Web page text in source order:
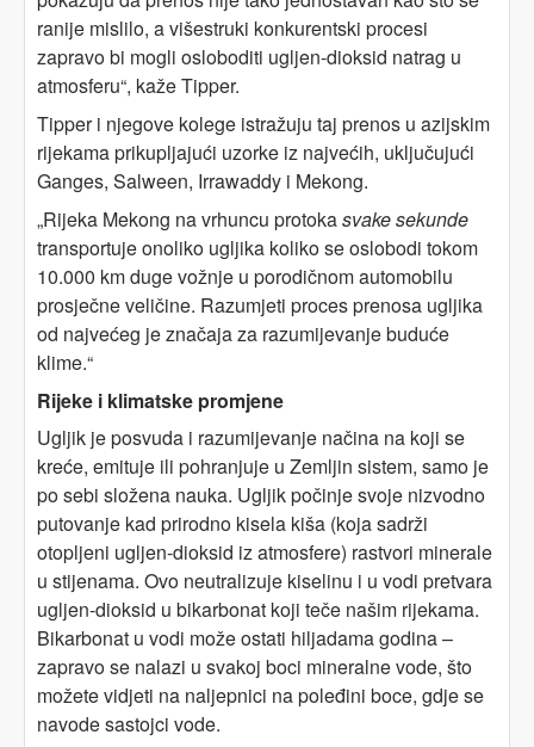
ranije mislilo, a višestruki konkurentski procesi
zapravo bi mogli osloboditi ugljen-dioksid natrag u
atmosferu“, kaže Tipper.
Tipper i njegove kolege istražuju taj prenos u azijskim
rijekama prikupljajući uzorke iz najvećih, uključujući
Ganges, Salween, Irrawaddy i Mekong.
„Rijeka Mekong na vrhuncu protokasvake sekunde
transportuje onoliko ugljika koliko se oslobodi tokom
10.000 km duge vožnje u porodičnom automobilu
prosječne veličine. Razumjeti proces prenosa ugljika
od najvećeg je značaja za razumijevanje buduće
klime.“
Rijeke i klimatske promjene
Ugljik je posvuda i razumijevanje načina na koji se
kreće, emituje ili pohranjuje u Zemljin sistem, samo je
po sebi složena nauka. Ugljik počinje svoje nizvodno
putovanje kad prirodno kisela kiša (koja sadrži
otopljeni ugljen-dioksid iz atmosfere) rastvori minerale
u stijenama. Ovo neutralizuje kiselinu i u vodi pretvara
ugljen-dioksid u bikarbonat koji teče našim rijekama.
Bikarbonat u vodi može ostati hiljadama godina –
zapravo se nalazi u svakoj boci mineralne vode, što
možete vidjeti na naljepnici na poleđini boce, gdje se
navode sastojci vode.